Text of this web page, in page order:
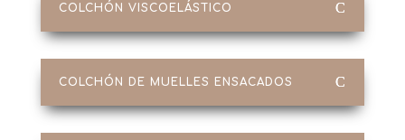
COLCHÓN VISCOELÁSTICO
COLCHÓN DE MUELLES ENSACADOS